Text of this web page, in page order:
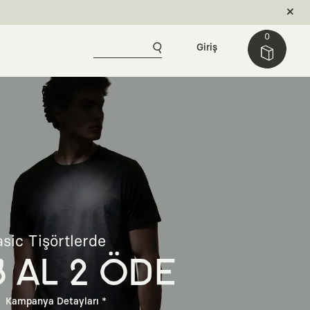
0
Giriş
Tişörtlerde
AL 2 ÖDE
Kampanya Detayları *